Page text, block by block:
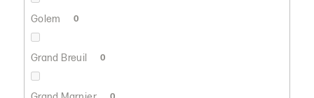
Golem 0
Grand Breuil 0